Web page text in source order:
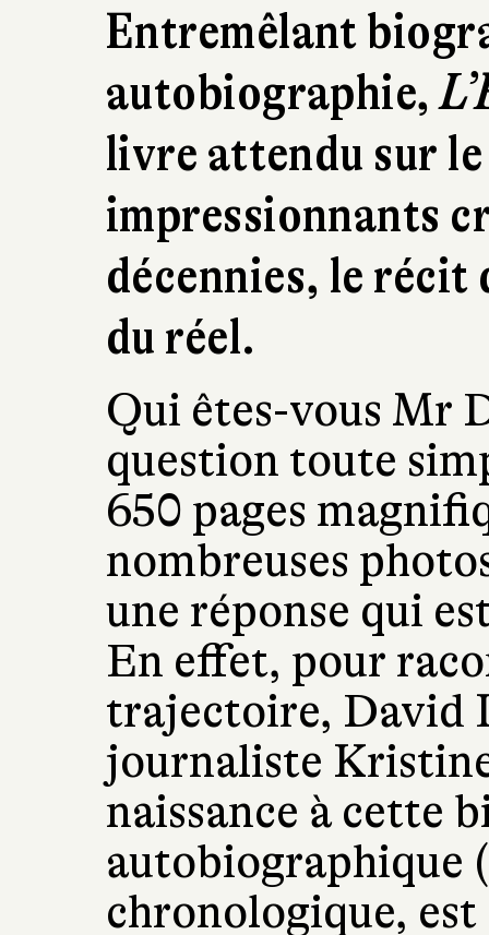
Entremêlant
autobiographie,
livre attendu sur le
impressionnants
décennies, le récit
du réel.
Qui êtes-vous Mr
question toute
650 pages
nombreuses
une réponse qui
En effet, pour
trajectoire, David
journaliste
naissance à cette
autobiographique
chronologique, est